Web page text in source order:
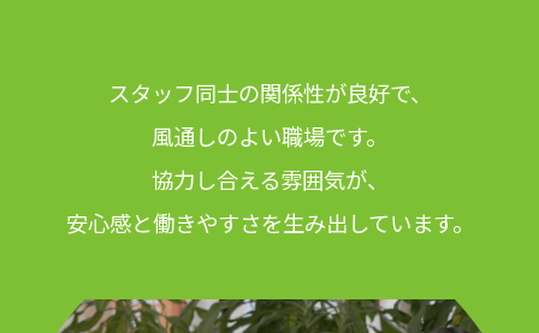
スタッフ同士の関係性が良好で、
風通しのよい職場です。
協力し合える雰囲気が、
安心感と働きやすさを生み出しています。